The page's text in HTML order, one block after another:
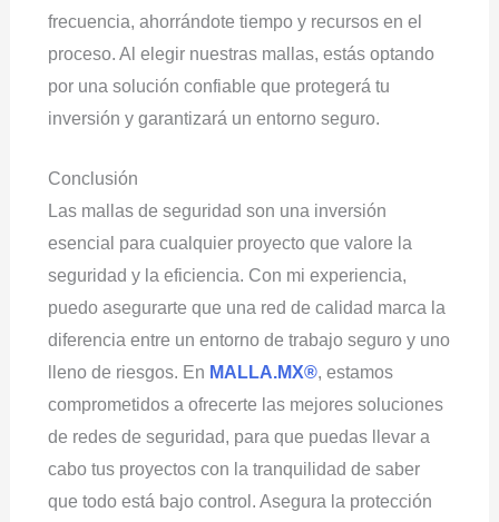
frecuencia, ahorrándote tiempo y recursos en el
proceso. Al elegir nuestras mallas, estás optando
por una solución confiable que protegerá tu
inversión y garantizará un entorno seguro.
Conclusión
Las mallas de seguridad son una inversión
esencial para cualquier proyecto que valore la
seguridad y la eficiencia. Con mi experiencia,
puedo asegurarte que una red de calidad marca la
diferencia entre un entorno de trabajo seguro y uno
lleno de riesgos. En MALLA.MX®, estamos
comprometidos a ofrecerte las mejores soluciones
de redes de seguridad, para que puedas llevar a
cabo tus proyectos con la tranquilidad de saber
que todo está bajo control. Asegura la protección